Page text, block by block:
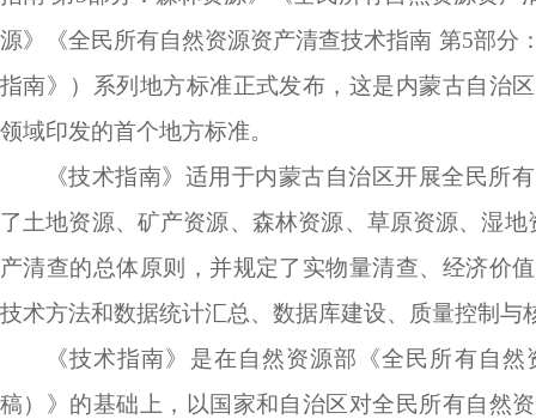
源》《全民所有自然资源资产清查技术指南 第5部分
指南》）系列地方标准正式发布，这是内蒙古自治
领域印发的首个地方标准。
《技术指南》适用于内蒙古自治区开展全民所
了土地资源、矿产资源、森林资源、草原资源、湿地
产清查的总体原则，并规定了实物量清查、经济价
技术方法和数据统计汇总、数据库建设、质量控制与
《技术指南》 是在自然资源部《全民所有自
稿）》的基础上，以国家和自治区对全民所有自然